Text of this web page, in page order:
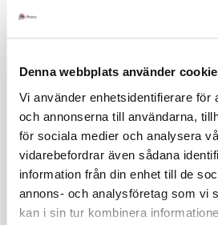
Denna webbplats använder
Vi använder enhetsidentifierare för
och annonserna till användarna,
för sociala medier och analysera
vidarebefordrar även sådana
information från din enhet till de
annons- och analysföretag som vi
kan i sin tur kombinera
aktiviteter gäller samma
upplevelsen, inte hela grejen.
Med små justeringar i inredning
skapa ett hem som känns
välkomnande
– där alla trivs och respekteras.